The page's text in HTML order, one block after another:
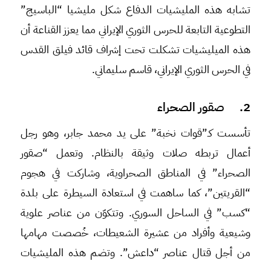
تشابه هذه المليشيات الدفاع شكل مليشيا “الباسيج”
التطوعية التابعة للحرس الثوري الإيراني مما يعزز القناعة أن
هذه الميليشيات تشكلت تحت إشراف قائد فيلق القدس
في الحرس الثوري الإيراني، قاسم سليماني.
2. صقور الصحراء
تأسست كـ”قوات نخبة” على يد محمد جابر، وهو رجل
أعمال تربطه صلات وثيقة بالنظام. وتعمل “صقور
الصحراء” في المناطق الصحراوية، وشاركت في هجوم
“القريتين”، كما ساهمت في استعادة السيطرة على بلدة
“كسب” في الساحل السوري. وتتكوّن من عناصر علوية
وشيعية وأفراد من عشيرة الشعيطات، خُصصت مهامها
من أجل قتال عناصر “داعش”. وتضم هذه المليشيات